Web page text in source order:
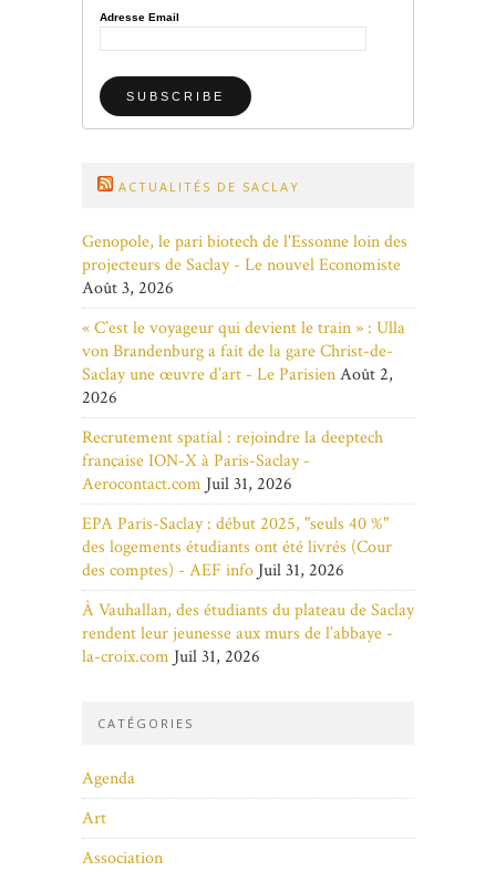
Adresse Email
ACTUALITÉS DE SACLAY
Genopole, le pari biotech de l'Essonne loin des
projecteurs de Saclay - Le nouvel Economiste
Août 3, 2026
« C’est le voyageur qui devient le train » : Ulla
von Brandenburg a fait de la gare Christ-de-
Saclay une œuvre d’art - Le ParisienAoût 2,
2026
Recrutement spatial : rejoindre la deeptech
française ION-X à Paris-Saclay -
Aerocontact.com Juil 31, 2026
EPA Paris-Saclay : début 2025, "seuls 40 %"
des logements étudiants ont été livrés (Cour
des comptes) - AEF info Juil 31, 2026
À Vauhallan, des étudiants du plateau de Saclay
rendent leur jeunesse aux murs de l’abbaye -
la-croix.com Juil 31, 2026
CATÉGORIES
Agenda
Art
Association